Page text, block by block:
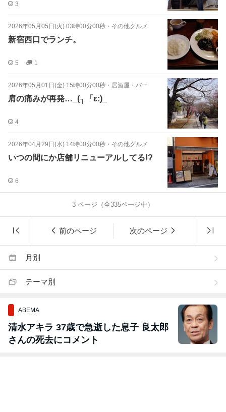
3
2026年05月05日(火) 03時00分00秒 ・ その他グルメ
新宿西口でランチ。
5 1
2026年05月01日(金) 15時00分00秒 ・ 居酒屋・バー
肩の痛みが再発…_(┐「ε:)_
4
2026年04月29日(水) 14時00分00秒 ・ その他グルメ
いつの間にか店舗リニューアルしてる!?
6
3 ページ（全335ページ中）
前のページ 次のページ
月別
テーマ別
ABEMA
清水アキラ 37歳で急逝した息子 良太郎
さんの死去にコメント